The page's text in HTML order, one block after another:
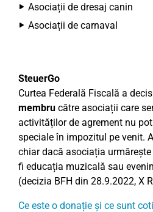
Asociații de dresaj canin
Asociații de carnaval
SteuerGo
Curtea Federală Fiscală a
membru către asociații care
activităților de agrement nu
speciale în impozitul pe venit.
chiar dacă asociația
fi educația muzicală sau
(decizia BFH din 28.9.2022, X
Ce este o donație și ce sunt